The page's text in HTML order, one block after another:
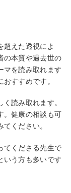
超えた透視によ
の本質や過去世の
マを読み取れます
すすめです。
読み取れます。
。健康の相談も可
ください。
てくださる先生で
いう方も多いです